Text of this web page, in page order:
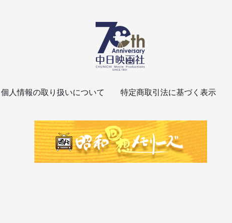
個人情報の取り扱いについて 特定商取引法に基づく表示